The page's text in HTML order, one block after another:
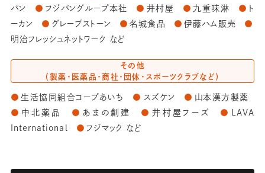
パン
フジパングループ本社 井村屋 九重味淋
ト
ーカン
グレープストーン 名城食品
伊藤ハム販売
明治フレッシュネットワーク など
その他
（製薬・医薬品・商社・団体・スポーツクラブなど）
生活協同組合コープあいち スズケン
山本漢方製薬
中北薬品
あまの創建 井村屋フーズ
LAVA
International
フジマック など